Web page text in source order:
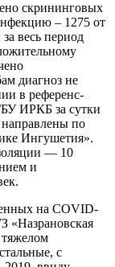
скрининговых
– 1275 от
весь период
диагноз не
в референс-
ИРКБ за сутки
по
Ингушетия».
— 10
и
на COVID-
«Назрановская
с